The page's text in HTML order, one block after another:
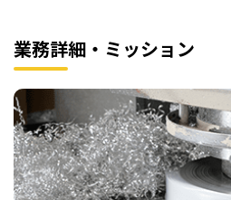
業務詳細・ミッション